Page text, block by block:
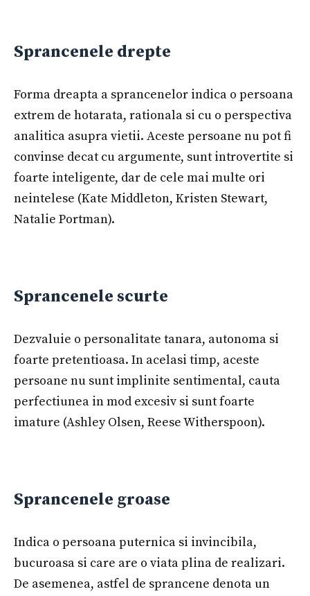
Sprancenele drepte
Forma dreapta a sprancenelor indica o persoana
extrem de hotarata, rationala si cu o perspectiva
analitica asupra vietii. Aceste persoane nu pot fi
convinse decat cu argumente, sunt introvertite si
foarte inteligente, dar de cele mai multe ori
neintelese (Kate Middleton, Kristen Stewart,
Natalie Portman).
Sprancenele scurte
Dezvaluie o personalitate tanara, autonoma si
foarte pretentioasa. In acelasi timp, aceste
persoane nu sunt implinite sentimental, cauta
perfectiunea in mod excesiv si sunt foarte
imature (Ashley Olsen, Reese Witherspoon).
Sprancenele groase
Indica o persoana puternica si invincibila,
bucuroasa si care are o viata plina de realizari.
De asemenea, astfel de sprancene denota un